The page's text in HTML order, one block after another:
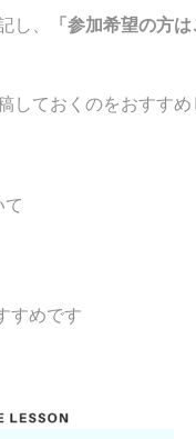
し、 「参加希望の方
しておくのをおすすめ
て
すめです